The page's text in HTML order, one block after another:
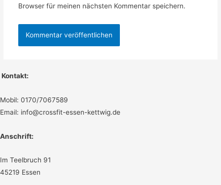
Browser für meinen nächsten Kommentar speichern.
Kontakt:
Mobil: 0170/7067589
Email: info@crossfit-essen-kettwig.de
Anschrift:
Im Teelbruch 91
45219 Essen